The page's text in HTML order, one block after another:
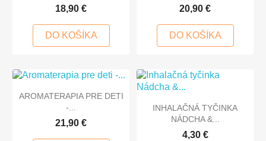
18,90 €
DO KOŠÍKA
20,90 €
DO KOŠÍKA
AROMATERAPIA PRE DETI
-...
21,90 €
INHALAČNÁ TYČINKA
NÁDCHA &...
4,30 €